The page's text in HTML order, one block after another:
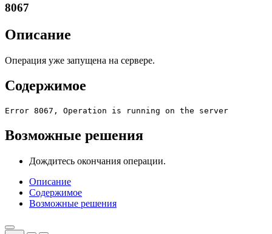
8067
Описание
Операция уже запущена на сервере.
Содержимое
Error 8067, Operation is running on the server
Возможные решения
Дождитесь окончания операции.
Описание
Содержимое
Возможные решения